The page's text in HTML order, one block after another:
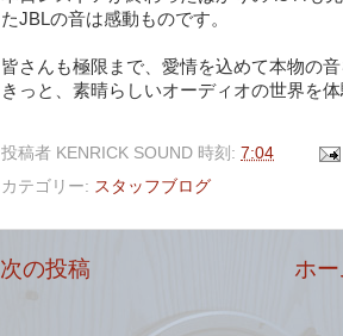
たJBLの音は感動ものです。
皆さんも極限まで、愛情を込めて本物の音
きっと、素晴らしいオーディオの世界を体
投稿者 KENRICK SOUND 時刻: 7:04
カテゴリー: スタッフブログ
次の投稿 ホー